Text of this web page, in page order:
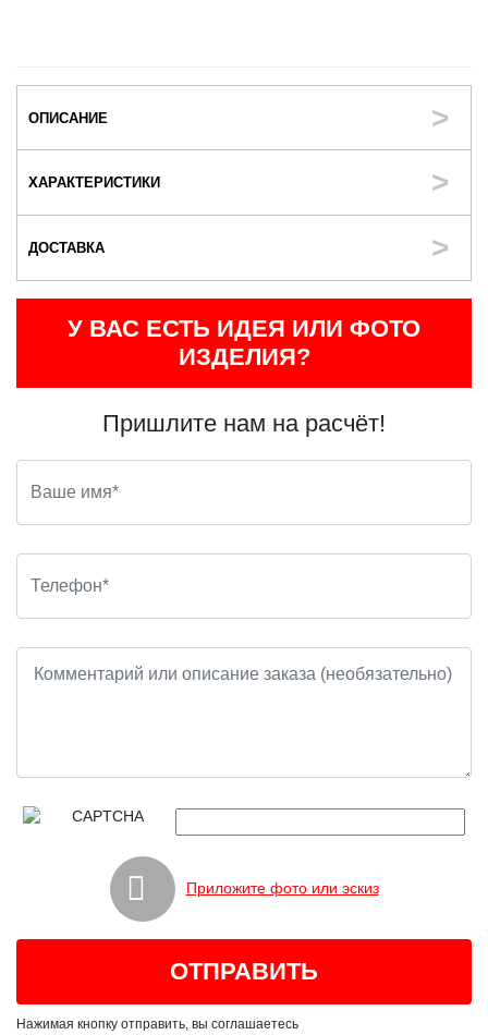
ОПИСАНИЕ
ХАРАКТЕРИСТИКИ
ДОСТАВКА
У ВАС ЕСТЬ ИДЕЯ ИЛИ ФОТО
ИЗДЕЛИЯ?
Пришлите нам на расчёт!
Приложите фото или эскиз
Нажимая кнопку отправить, вы соглашаетесь